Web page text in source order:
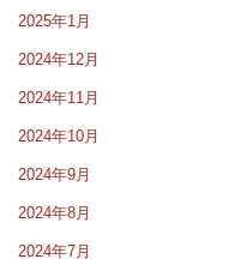
2025年1月
2024年12月
2024年11月
2024年10月
2024年9月
2024年8月
2024年7月